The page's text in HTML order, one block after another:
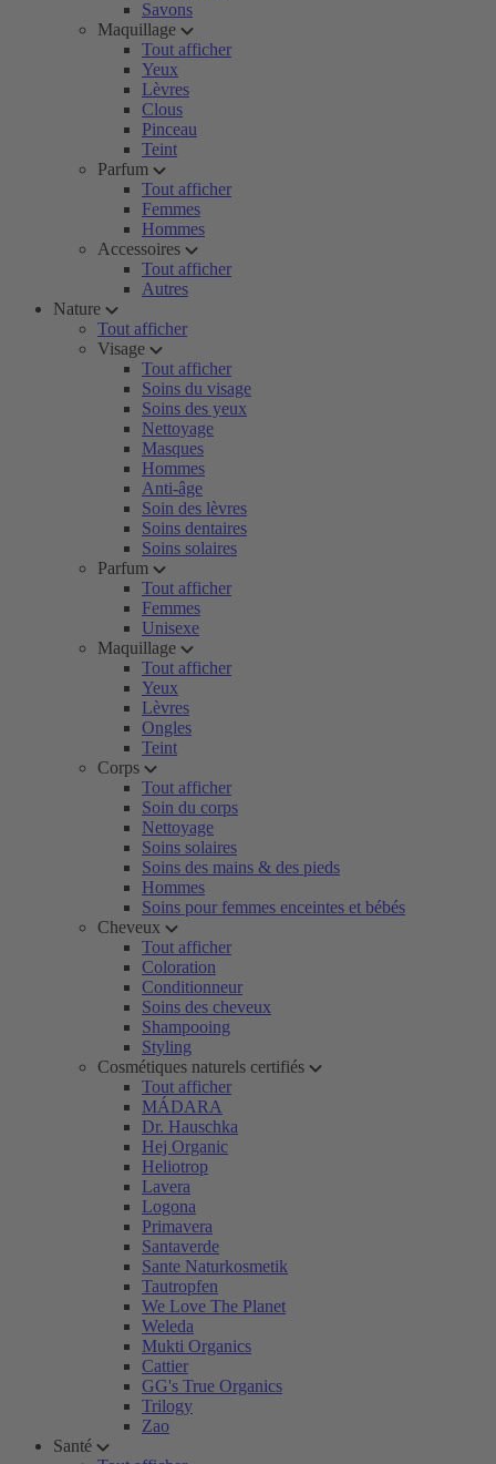
Savons
Maquillage
Tout afficher
Yeux
Lèvres
Clous
Pinceau
Teint
Parfum
Tout afficher
Femmes
Hommes
Accessoires
Tout afficher
Autres
Nature
Tout afficher
Visage
Tout afficher
Soins du visage
Soins des yeux
Nettoyage
Masques
Hommes
Anti-âge
Soin des lèvres
Soins dentaires
Soins solaires
Parfum
Tout afficher
Femmes
Unisexe
Maquillage
Tout afficher
Yeux
Lèvres
Ongles
Teint
Corps
Tout afficher
Soin du corps
Nettoyage
Soins solaires
Soins des mains & des pieds
Hommes
Soins pour femmes enceintes et bébés
Cheveux
Tout afficher
Coloration
Conditionneur
Soins des cheveux
Shampooing
Styling
Cosmétiques naturels certifiés
Tout afficher
MÁDARA
Dr. Hauschka
Hej Organic
Heliotrop
Lavera
Logona
Primavera
Santaverde
Sante Naturkosmetik
Tautropfen
We Love The Planet
Weleda
Mukti Organics
Cattier
GG's True Organics
Trilogy
Zao
Santé